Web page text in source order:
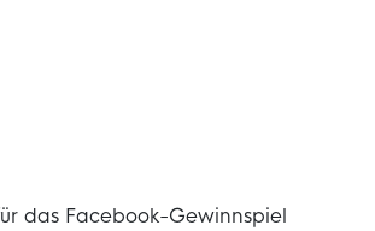
das Facebook-Gewinnspiel